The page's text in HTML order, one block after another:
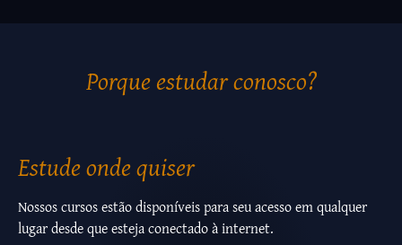
Porque estudar conosco?
Estude onde quiser
Nossos cursos estão disponíveis para seu acesso em qualquer
lugar desde que esteja conectado à internet.